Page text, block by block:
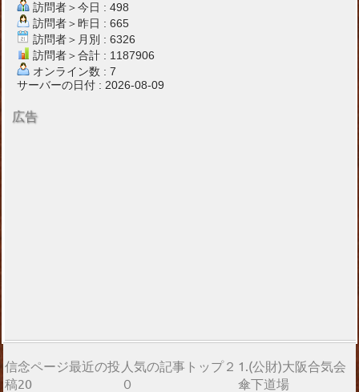
訪問者＞今日 : 498
訪問者＞昨日 : 665
訪問者＞月別 : 6326
訪問者＞合計 : 1187906
オンライン数 : 7
サーバーの日付 : 2026-08-09
広告
信念ページ最近の投
稿20
人気の記事トップ２
０
1.(公財)大阪合気会
傘下道場